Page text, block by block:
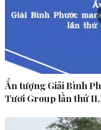
Ấn tượng Giải Bình
Tươi Group lần thứ